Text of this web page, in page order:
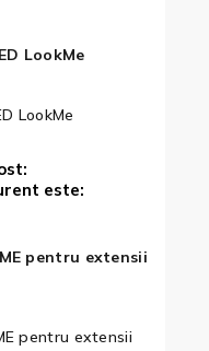
LookMe
este:
pentru extensii